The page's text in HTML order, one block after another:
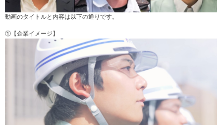
動画のタイトルと内容は以下の通りです。
①【企業イメージ】